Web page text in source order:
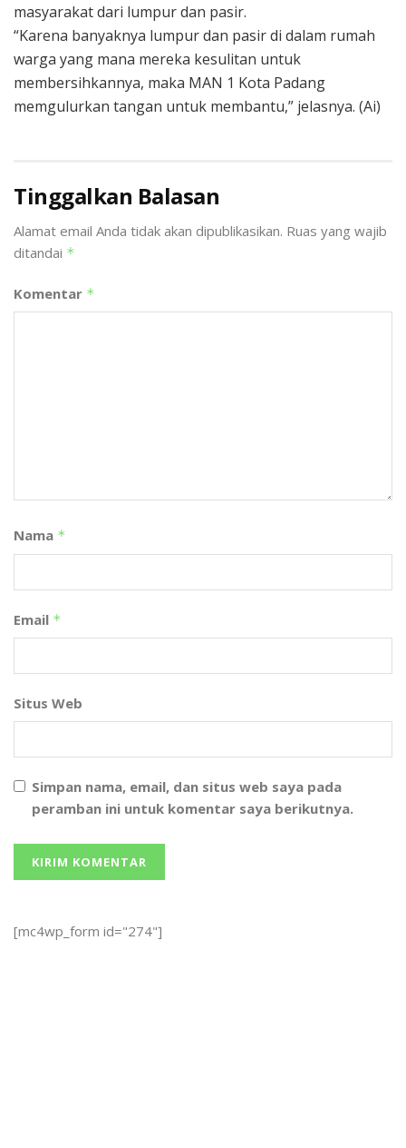
masyarakat dari lumpur dan pasir.
“Karena banyaknya lumpur dan pasir di dalam rumah
warga yang mana mereka kesulitan untuk
membersihkannya, maka MAN 1 Kota Padang
memgulurkan tangan untuk membantu,” jelasnya. (Ai)
Tinggalkan Balasan
Alamat email Anda tidak akan dipublikasikan. Ruas yang wajib
ditandai *
Komentar *
Nama *
Email *
Situs Web
Simpan nama, email, dan situs web saya pada
peramban ini untuk komentar saya berikutnya.
[mc4wp_form id="274"]